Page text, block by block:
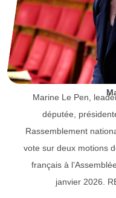
Marine Le Pen,
députée,
Rassemblement
vote sur deux motions
français à
janvier 2026.